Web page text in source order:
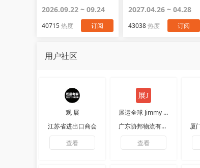
2026.09.22 ~ 09.24
40715热度 订阅
2027.04.26 ~ 04.28
43038热度 订阅
用户社区
观 展
江苏省进出口商会
查看
展运全球 Jimmy 运
广东协邦物流有限公司
查看